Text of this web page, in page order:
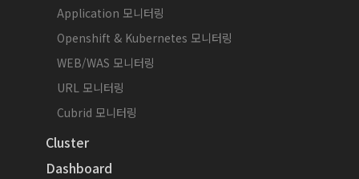
Application 모니터링
Openshift & Kubernetes 모니터링
WEB/WAS 모니터링
URL 모니터링
Cubrid 모니터링
Cluster
Dashboard